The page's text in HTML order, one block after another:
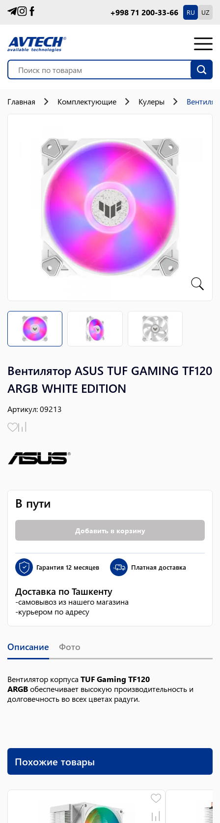
+998 71 200-33-66 RU UZ
Главная Комплектующие Кулеры
Вентилятор ASUS TUF GAMING TF120
ARGB WHITE EDITION
Артикул:09213
В пути
Добавить в корзину
Гарантия 12 месяцев Платная доставка
Доставка по Ташкенту
-самовывоз из нашего магазина
-курьером по адресу
Описание Фото
Вентилятор корпуса TUF Gaming TF120
ARGBобеспечивает высокую производительность и
долговечность во всех цветах радуги.
Похожие товары